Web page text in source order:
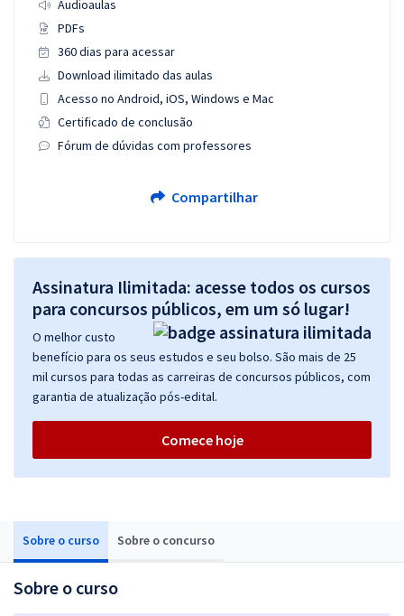
Sobre o curso Sobre o concurso
Sobre o curso
Audioaulas
PDFs
360 dias para acessar
Download ilimitado das aulas
Acesso no Android, iOS, Windows e Mac
Certificado de conclusão
Fórum de dúvidas com professores
Compartilhar
Assinatura Ilimitada: acesse todos os cursos
para concursos públicos, em um só lugar!
O melhor custo
benefício para os seus estudos e seu bolso. São mais de 25
mil cursos para todas as carreiras de concursos públicos, com
garantia de atualização pós-edital.
Comece hoje